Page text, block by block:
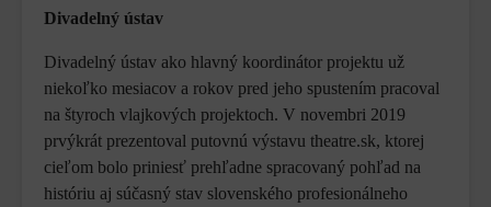
Divadelný ústav
Divadelný ústav ako hlavný koordinátor projektu už
niekoľko mesiacov a rokov pred jeho spustením pracoval
na štyroch vlajkových projektoch. V novembri 2019
prvýkrát prezentoval putovnú výstavu theatre.sk, ktorej
cieľom bolo priniesť prehľadne spracovaný pohľad na
históriu aj súčasný stav slovenského profesionálneho